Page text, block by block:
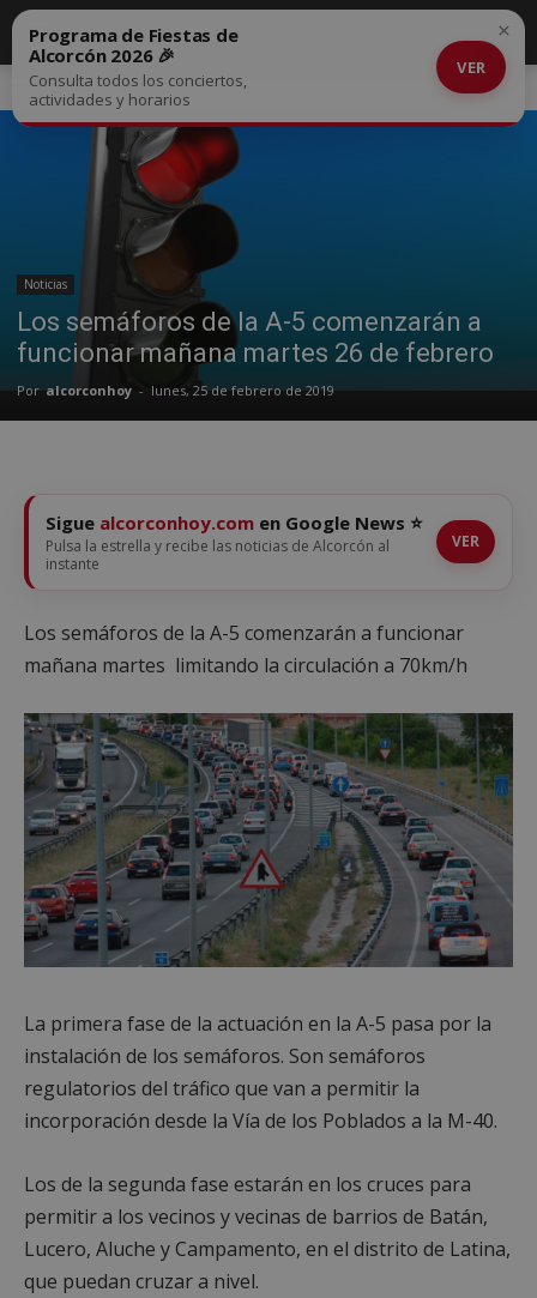
Inicio Noticias
Noticias
Los semáforos de la A-5 comenzarán a
funcionar mañana martes 26 de febrero
Por alcorconhoy - lunes, 25 de febrero de 2019
Programa de Fiestas de
Alcorcón 2026 🎉
Consulta todos los conciertos,
actividades y horarios
VER
×
Sigue alcorconhoy.com en Google News ⭐
Pulsa la estrella y recibe las noticias de Alcorcón al
instante
VER
Los semáforos de la A-5 comenzarán a funcionar
mañana martes limitando la circulación a 70km/h
La primera fase de la actuación en la A-5 pasa por la
instalación de los semáforos. Son semáforos
regulatorios del tráfico que van a permitir la
incorporación desde la Vía de los Poblados a la M-40.
Los de la segunda fase estarán en los cruces para
permitir a los vecinos y vecinas de barrios de Batán,
Lucero, Aluche y Campamento, en el distrito de Latina,
que puedan cruzar a nivel.